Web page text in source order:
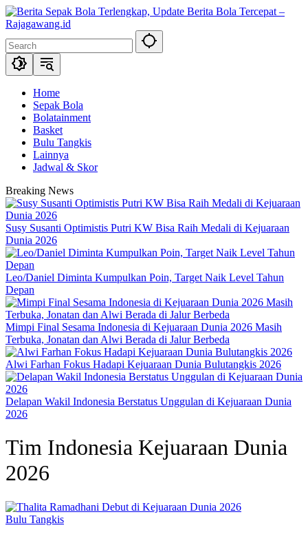
Skip
to
Home
Sepak Bola
Bolatainment
Basket
Bulu Tangkis
Lainnya
Jadwal & Skor
Breaking News
Susy Susanti Optimistis Putri KW Bisa Raih Medali di Kejuaraan
Dunia 2026
Leo/Daniel Diminta Kumpulkan Poin, Target Naik Level Tahun
Depan
Mimpi Final Sesama Indonesia di Kejuaraan Dunia 2026 Masih
Terbuka, Jonatan dan Alwi Berada di Jalur Berbeda
Alwi Farhan Fokus Hadapi Kejuaraan Dunia Bulutangkis 2026
Delapan Wakil Indonesia Berstatus Unggulan di Kejuaraan Dunia
2026
Tim Indonesia Kejuaraan Dunia
2026
Bulu Tangkis